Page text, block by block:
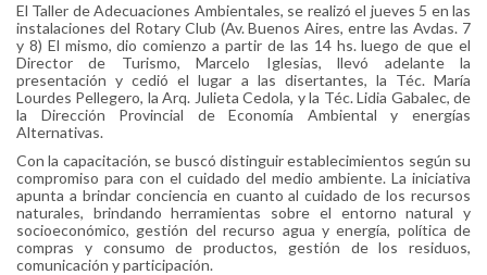
El Taller de Adecuaciones Ambientales, se realizó el jueves 5 en las
instalaciones del Rotary Club (Av. Buenos Aires, entre las Avdas. 7
y 8) El mismo, dio comienzo a partir de las 14 hs. luego de que el
Director de Turismo, Marcelo Iglesias, llevó adelante la
presentación y cedió el lugar a las disertantes, la Téc. María
Lourdes Pellegero, la Arq. Julieta Cedola, y la Téc. Lidia Gabalec, de
la Dirección Provincial de Economía Ambiental y energías
Alternativas.
Con la capacitación, se buscó distinguir establecimientos según su
compromiso para con el cuidado del medio ambiente. La iniciativa
apunta a brindar conciencia en cuanto al cuidado de los recursos
naturales, brindando herramientas sobre el entorno natural y
socioeconómico, gestión del recurso agua y energía, política de
compras y consumo de productos, gestión de los residuos,
comunicación y participación.